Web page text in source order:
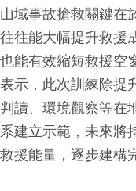
域事故搶救關鍵在
往能大幅提升救援
能有效縮短救援空
示，此次訓練除提
讀、環境觀察等
建立示範，未來將
援能量，逐步建構
2+
大陸